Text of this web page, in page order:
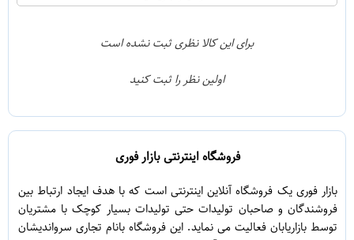
0
برای این کالا نظری ثبت نشده است
اولین نظر را ثبت کنید
فروشگاه اینترنتی بازار فوری
بازار فوری یک فروشگاه آنلاین اینترنتی است که با هدف ایجاد ارتباط بین
فروشندگان و صاحبان تولیدات حتی تولیدات بسیار کوچک با مشتریان
توسط بازاریابان فعالیت می نماید. این فروشگاه بانام تجاری سرواندیشان